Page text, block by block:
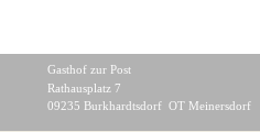
Gasthof zur Post
Rathausplatz 7
09235 Burkhardtsdorf  OT Meinersdorf